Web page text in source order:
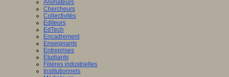
Animateurs
Chercheurs
Collectivités
Editeurs
EdTech
Encadrement
Enseignants
Entreprises
Etudiants
Filières industrielles
Institutionnels